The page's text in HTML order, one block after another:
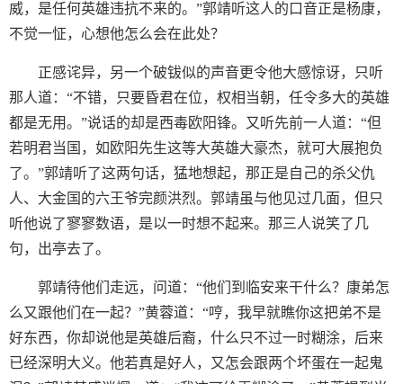
威，是任何英雄违抗不来的。”郭靖听这人的口音正是杨康，
不觉一怔，心想他怎么会在此处？
正感诧异，另一个破钹似的声音更令他大感惊讶，只听
那人道：“不错，只要昏君在位，权相当朝，任令多大的英雄
都是无用。”说话的却是西毒欧阳锋。又听先前一人道：“但
若明君当国，如欧阳先生这等大英雄大豪杰，就可大展抱负
了。”郭靖听了这两句话，猛地想起，那正是自己的杀父仇
人、大金国的六王爷完颜洪烈。郭靖虽与他见过几面，但只
听他说了寥寥数语，是以一时想不起来。那三人说笑了几
句，出亭去了。
郭靖待他们走远，问道：“他们到临安来干什么？康弟怎
么又跟他们在一起？”黄蓉道：“哼，我早就瞧你这把弟不是
好东西，你却说他是英雄后裔，什么只不过一时糊涂，后来
已经深明大义。他若真是好人，又怎会跟两个坏蛋在一起鬼